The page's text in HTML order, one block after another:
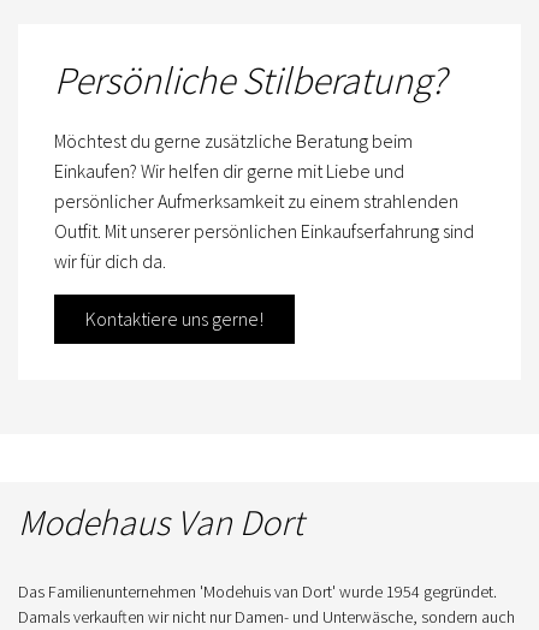
Persönliche Stilberatung?
Möchtest du gerne zusätzliche Beratung beim
Einkaufen? Wir helfen dir gerne mit Liebe und
persönlicher Aufmerksamkeit zu einem strahlenden
Outfit. Mit unserer persönlichen Einkaufserfahrung sind
wir für dich da.
Kontaktiere uns gerne!
Modehaus Van Dort
Das Familienunternehmen 'Modehuis van Dort' wurde 1954 gegründet.
Damals verkauften wir nicht nur Damen- und Unterwäsche, sondern auch